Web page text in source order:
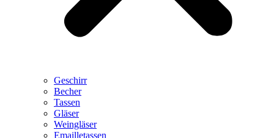
Geschirr
Becher
Tassen
Gläser
Weingläser
Emailletassen